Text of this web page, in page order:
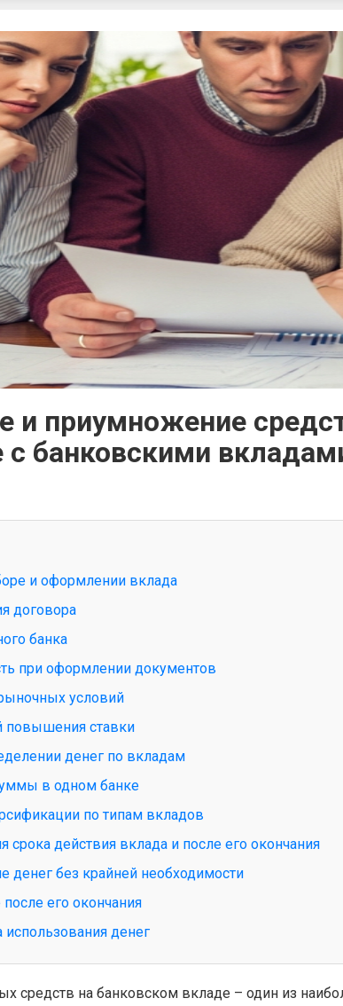
и приумножение
с банковскими
и оформлении вклада
договора
банка
при оформлении документов
условий
повышения ставки
денег по вкладам
в одном банке
по типам вкладов
действия вклада и после его окончания
денег без крайней необходимости
его окончания
использования денег
средств на банковском вкладе – один из